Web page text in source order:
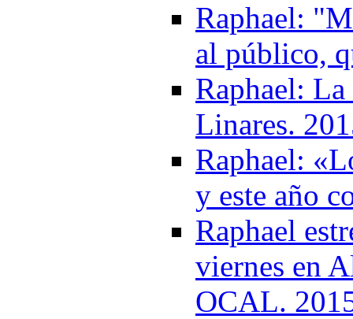
Raphael:
al público,
Raphael:
Linares.
Raphael:
y este año
Raphael
viernes en
OCAL.